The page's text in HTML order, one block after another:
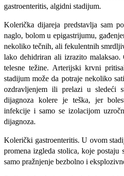
gastroen­teritis, algidni stadijum.
Kolerička dijareja predstavlja sam
naglo, bolom u epigastrijumu,
neko­liko tečnih, ali fekulentnih
lako dehidriran ali izrazito
telesne težine. Arterijski krvni
stadijum može da potraje nekoliko
ozdravljenjem ili prelazi u sledeći
dijagnoza kolere je teška, jer
infekcije i samo se izolacijom
dijagnoza.
Kolerički gastroenteritis. U ovom
promena izgleda stolica, koje postaju
samo pražnjenje bezbolno i